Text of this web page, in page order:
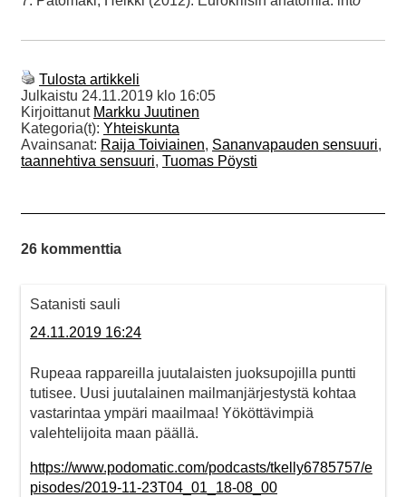
Tulosta artikkeli
Julkaistu 24.11.2019 klo 16:05
Kirjoittanut Markku Juutinen
Kategoria(t): Yhteiskunta
Avainsanat: Raija Toiviainen, Sananvapauden sensuuri,
taannehtiva sensuuri, Tuomas Pöysti
26 kommenttia
Satanisti sauli
24.11.2019 16:24
Rupeaa rappareilla juutalaisten juoksupojilla puntti
tutisee. Uusi juutalainen mailmanjärjestystä kohtaa
vastarintaa ympäri maailmaa! Yököttävimpiä
valehtelijoita maan päällä.
https://www.podomatic.com/podcasts/tkelly6785757/e
pisodes/2019-11-23T04_01_18-08_00